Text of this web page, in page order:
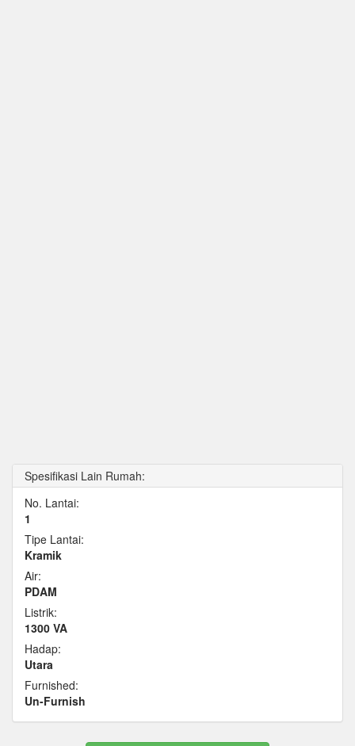
Spesifikasi Lain Rumah:
No. Lantai:
1
Tipe Lantai:
Kramik
Air:
PDAM
Listrik:
1300 VA
Hadap:
Utara
Furnished:
Un-Furnish